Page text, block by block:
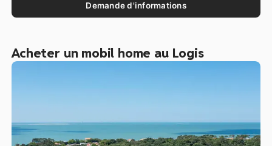
Demande d'informations
Acheter un mobil home au Logis